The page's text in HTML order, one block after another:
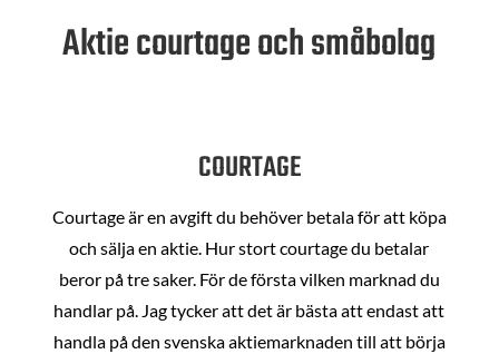
Aktie courtage och småbolag
COURTAGE
Courtage är en avgift du behöver betala för att köpa
och sälja en aktie. Hur stort courtage du betalar
beror på tre saker. För de första vilken marknad du
handlar på. Jag tycker att det är bästa att endast att
handla på den svenska aktiemarknaden till att börja